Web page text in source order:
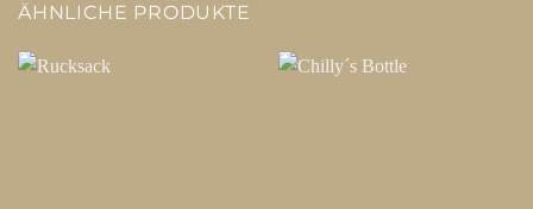
ÄHNLICHE PRODUKTE